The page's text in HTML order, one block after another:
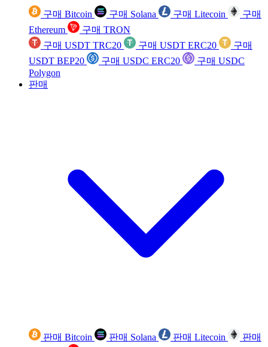
구매 Bitcoin 구매 Solana 구매 Litecoin
구매
Ethereum
구매 TRON
구매 USDT TRC20
구매 USDT ERC20
구매
USDT BEP20
구매 USDC ERC20
구매 USDC
Polygon
판매
판매 Bitcoin 판매 Solana 판매 Litecoin
판매